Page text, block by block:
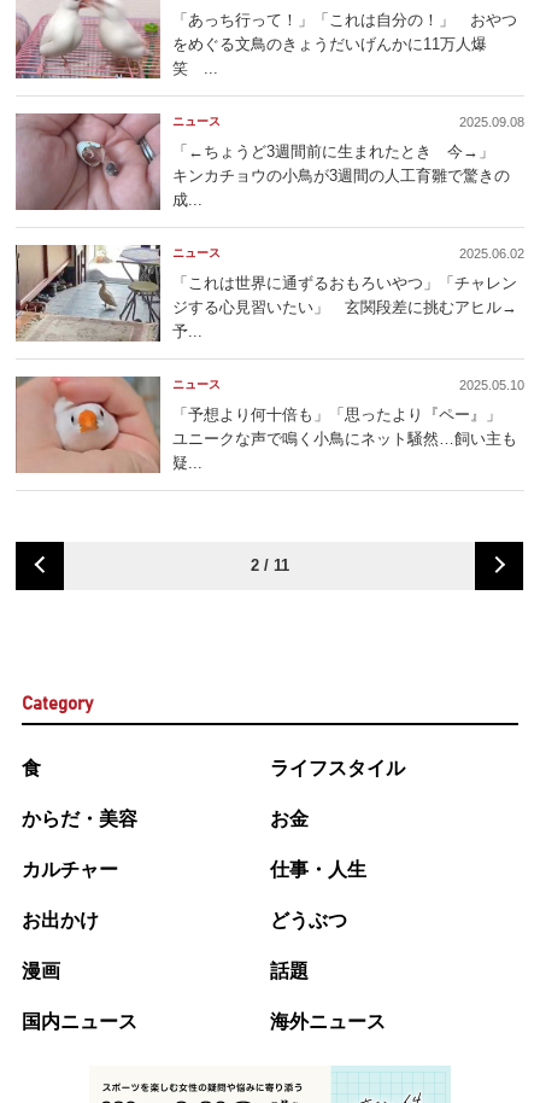
「あっち行って！」「これは自分の！」 おやつ
をめぐる文鳥のきょうだいげんかに11万人爆
笑 ...
ニュース 2025.09.08
「←ちょうど3週間前に生まれたとき 今→」
キンカチョウの小鳥が3週間の人工育雛で驚きの
成...
ニュース 2025.06.02
「これは世界に通ずるおもろいやつ」「チャレン
ジする心見習いたい」 玄関段差に挑むアヒル→
予...
ニュース 2025.05.10
「予想より何十倍も」「思ったより『ペー』」
ユニークな声で鳴く小鳥にネット騒然…飼い主も
疑...
2 / 11
Category
食 ライフスタイル
からだ・美容 お金
カルチャー 仕事・人生
お出かけ どうぶつ
漫画 話題
国内ニュース 海外ニュース